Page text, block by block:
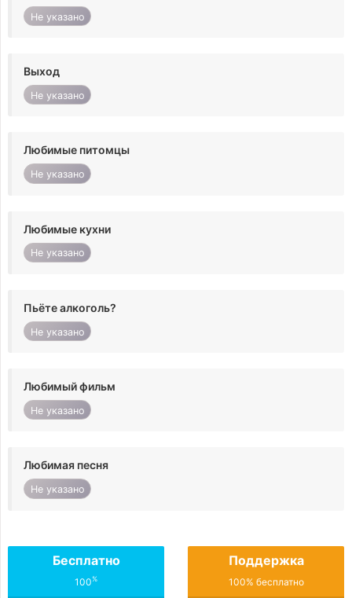
Не указано
Выход
Не указано
Любимые питомцы
Не указано
Любимые кухни
Не указано
Пьёте алкоголь?
Не указано
Любимый фильм
Не указано
Любимая песня
Не указано
Бесплатно
100%
Поддержка
100% бесплатно